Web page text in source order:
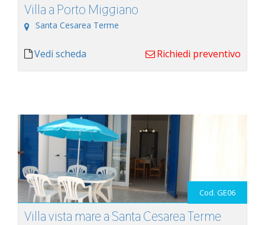
Villa a Porto Miggiano
Santa Cesarea Terme
Vedi scheda Richiedi preventivo
Cod. GE06
Villa vista mare a Santa Cesarea Terme